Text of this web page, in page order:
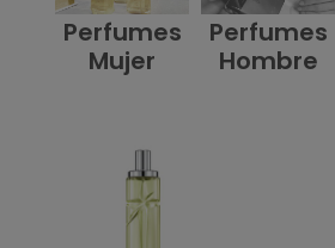
Perfumes
Mujer
Perfumes
Hombre